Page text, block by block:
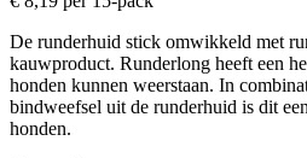
De runderhuid stick omwikkeld met
kauwproduct. Runderlong heeft een
honden kunnen weerstaan. In
bindweefsel uit de runderhuid is dit
honden.